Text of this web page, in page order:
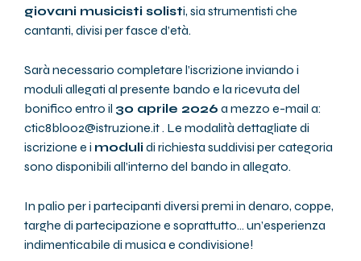
giovani musicisti solisti, sia strumentisti che
cantanti, divisi per fasce d’età.
Sarà necessario completare l’iscrizione inviando i
moduli allegati al presente bando e la ricevuta del
bonifico entro il 30 aprile 2026 a mezzo e-mail a:
ctic8bl002@istruzione.it . Le modalità dettagliate di
iscrizione e i modulidi richiesta suddivisi per categoria
sono disponibili all’interno del bando in allegato.
In palio per i partecipanti diversi premi in denaro, coppe,
targhe di partecipazione e soprattutto… un’esperienza
indimenticabile di musica e condivisione!